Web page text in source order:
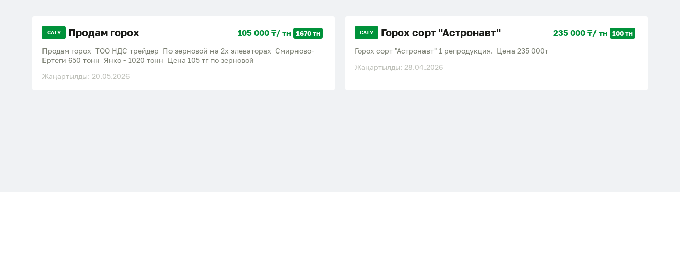
САТУ Продам горох 105 000 ₸/ тн 1670 тн
Продам горох ТОО НДС трейдер По зерновой на 2х элеваторах Смирново-
Ертеги 650 тонн Янко - 1020 тонн Цена 105 тг по зерновой
Жаңартылды: 20.05.2026
САТУ Горох сорт "Астронавт" 235 000 ₸/ тн 100 тн
Горох сорт "Астронавт" 1 репродукция. Цена 235 000т
Жаңартылды: 28.04.2026